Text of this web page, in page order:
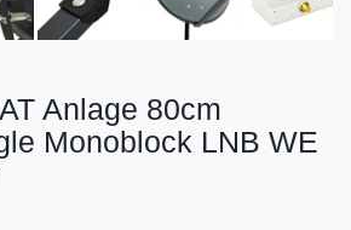
Anlage 80cm
Monoblock LNB WE